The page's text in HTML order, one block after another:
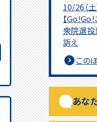
10/26（
【Go!Go!
衆院選投
訴え
この
あな